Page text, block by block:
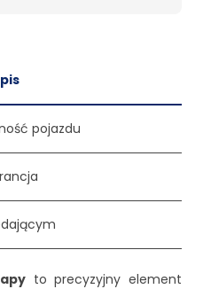
pojazdu
to precyzyjny element